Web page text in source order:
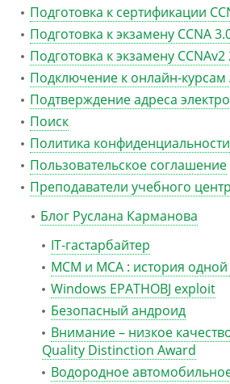
Подготовка к сертификации
Подготовка к экзамену CCNA
Подготовка к экзамену CCNAv2
Подключение к онлайн-
Подтверждение адреса
Поиск
Политика конфиденциальности
Пользовательское соглашение
Преподаватели учебного
Блог Руслана Карманова
IT-гастарбайтер
MCM и MCA : история
Windows EPATHOBJ exploit
Безопасный андроид
Внимание – низкое
Quality Distinction Award
Водородное автомобильное